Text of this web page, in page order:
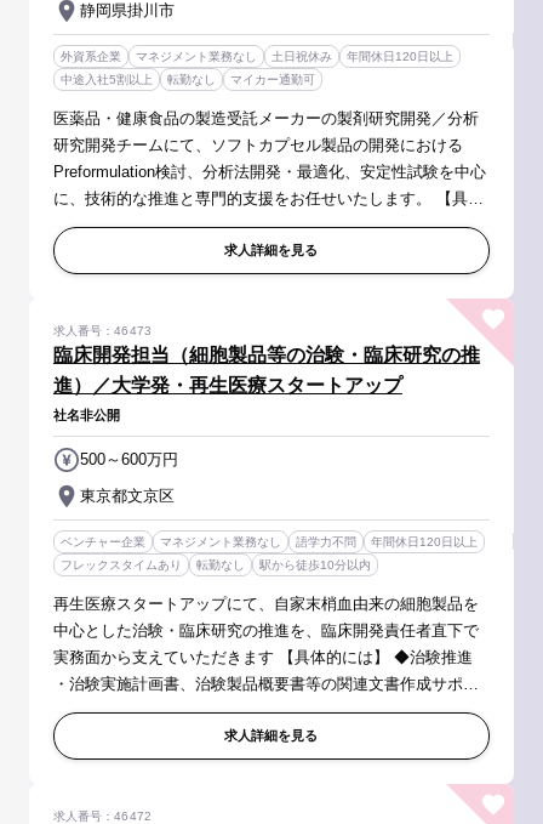
静岡県掛川市
外資系企業 マネジメント業務なし 土日祝休み
年間休日120日以上
中途入社5割以上
転勤なし マイカー通勤可
医薬品・健康食品の製造受託メーカーの製剤研究開発／分析
研究開発チームにて、ソフトカプセル製品の開発における
Preformulation検討、分析法開発・最適化、安定性試験を中心
に、技術的な推進と専門的支援をお任せいたします。 【具体
的には】 ◆健康食品・医薬品（ソフトカプセル）の開発計画
立案～評価推進 ・Pref...求人詳細を見る
臨床開発担当（細胞製品等の治験・臨床研究の推
進）／大学発・再生医療スタートアップ
求人番号：46473
社名非公開
東京都文京区
500～600万円
ベンチャー企業 マネジメント業務なし 語学力不問
年間休日120日以上
フレックスタイムあり
転勤なし 駅から徒歩10分以内
再生医療スタートアップにて、自家末梢血由来の細胞製品を
中心とした治験・臨床研究の推進を、臨床開発責任者直下で
実務面から支えていただきます 【具体的には】 ◆治験推進
・治験実施計画書、治験製品概要書等の関連文書作成サポー
ト ・治験の進捗管理 ・ベンダーマネジメント（CROとの連
絡・調整） ・治験製...
求人詳細を見る
求人番号：46472